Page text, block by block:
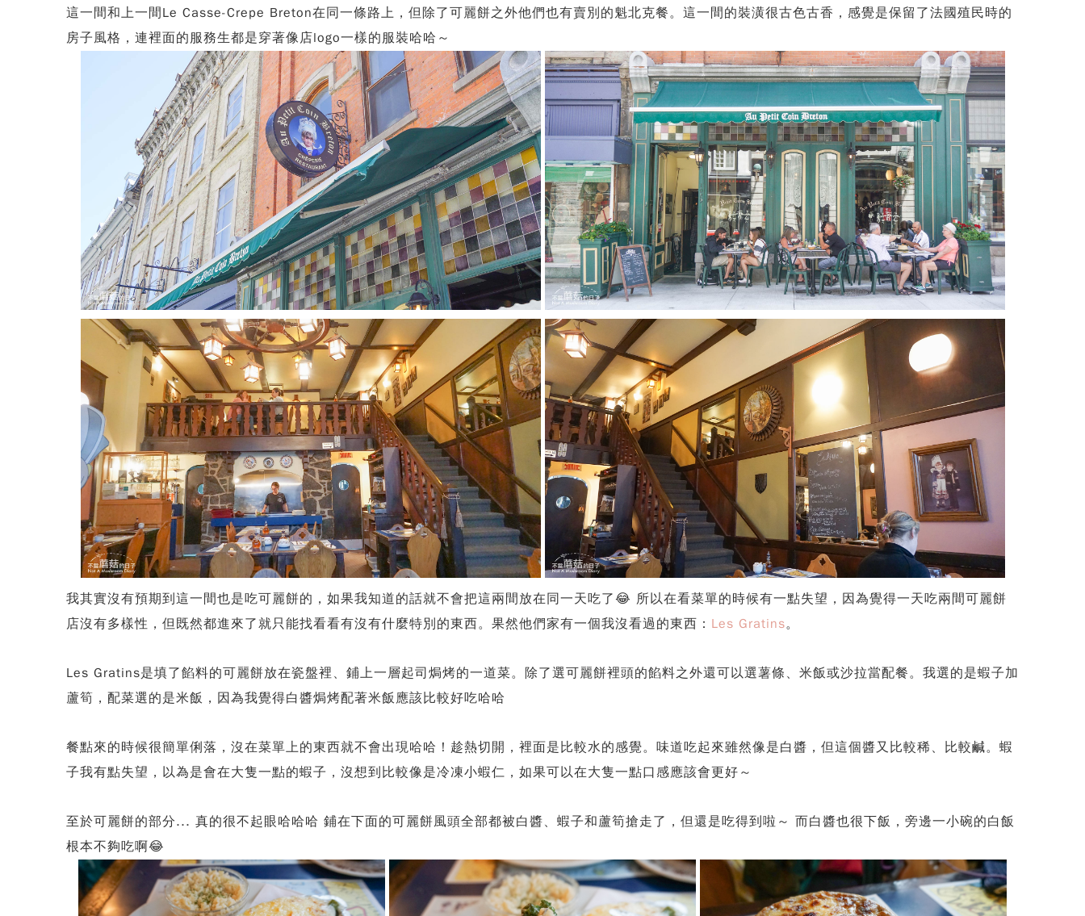
這一間和上一間Le Casse-Crepe Breton在同一條路上，但除了可麗餅之外他們也有賣別的魁北克餐。這一間的裝潢很古色古香，感覺是保留了法國殖民時的
房子風格，連裡面的服務生都是穿著像店logo一樣的服裝哈哈～
我其實沒有預期到這一間也是吃可麗餅的，如果我知道的話就不會把這兩間放在同一天吃了😂 所以在看菜單的時候有一點失望，因為覺得一天吃兩間可麗餅
店沒有多樣性，但既然都進來了就只能找看看有沒有什麼特別的東西。果然他們家有一個我沒看過的東西： Les Gratins。
Les Gratins是填了餡料的可麗餅放在瓷盤裡、鋪上一層起司焗烤的一道菜。除了選可麗餅裡頭的餡料之外還可以選薯條、米飯或沙拉當配餐。我選的是蝦子加
蘆筍，配菜選的是米飯，因為我覺得白醬焗烤配著米飯應該比較好吃哈哈
餐點來的時候很簡單俐落，沒在菜單上的東西就不會出現哈哈！趁熱切開，裡面是比較水的感覺。味道吃起來雖然像是白醬，但這個醬又比較稀、比較鹹。蝦
子我有點失望，以為是會在大隻一點的蝦子，沒想到比較像是冷凍小蝦仁，如果可以在大隻一點口感應該會更好～
至於可麗餅的部分... 真的很不起眼哈哈哈 鋪在下面的可麗餅風頭全部都被白醬、蝦子和蘆筍搶走了，但還是吃得到啦～ 而白醬也很下飯，旁邊一小碗的白飯
根本不夠吃啊😂